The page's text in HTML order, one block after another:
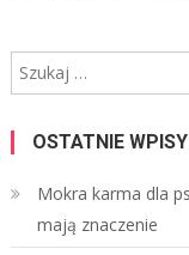
OSTATNIE WPISY
Mokra karma dla
mają znaczenie